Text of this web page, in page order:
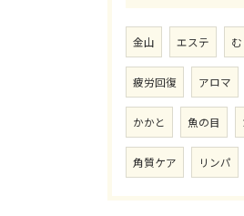
金山 エステ
疲労回復 アロマ
かかと 魚の目
角質ケア リンパ